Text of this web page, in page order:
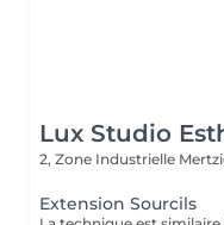
Lux Studio
2, Zone Industrielle
Extension Sourcils